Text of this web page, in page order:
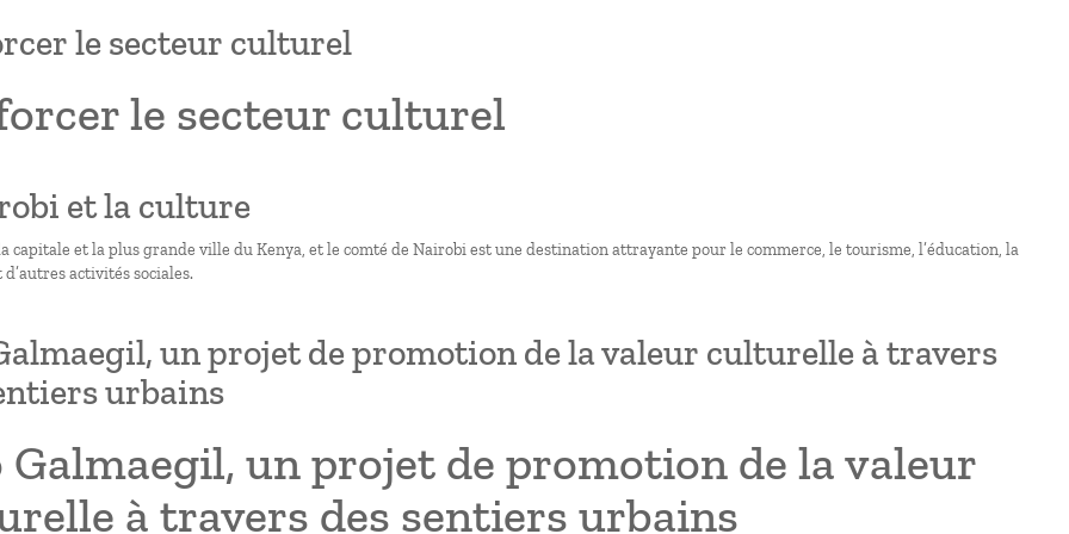
le secteur culturel
le secteur culturel
et la culture
capitale et la plus grande ville du Kenya, et le comté de Nairobi est une destination attrayante pour le commerce, le tourisme, l’éducation, la
activités sociales.
un projet de promotion de la valeur culturelle à travers
urbains
Galmaegil, un projet de promotion de la valeur
à travers des sentiers urbains